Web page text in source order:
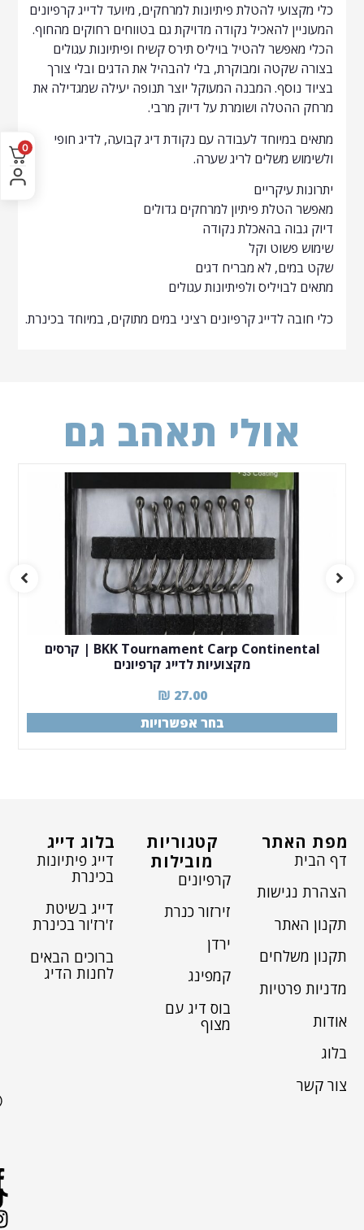
כלי מקצועי להטלת פיתיונות למרחקים, מיועד לדייג קרפיונים
המעוניין להאכיל נקודה מדויקת גם בטווחים רחוקים מהחוף.
הכלי מאפשר להטיל בויליס תירס קשיח ופיתיונות עגולים
בצורה שקטה ומבוקרת, בלי להבהיל את הדגים ובלי צורך
בציוד נוסף. המבנה המעוקל יוצר תנופה יעילה שמגדילה את
מרחק ההטלה ושומרת על דיוק מרבי.
מתאים במיוחד לעבודה עם נקודת דיג קבועה, לדיג חופי
ולשימוש משלים לריג שערה.
יתרונות עיקריים
מאפשר הטלת פיתיון למרחקים גדולים
דיוק גבוה בהאכלת נקודה
שימוש פשוט וקל
שקט במים, לא מבריח דגים
מתאים לבויליס ולפיתיונות עגולים
כלי חובה לדייג קרפיונים רציני במים מתוקים, במיוחד בכינרת.
אולי תאהב גם
BKK Tournament Carp Continental | קרסים
מקצועיות לדייג קרפיונים
27.00
₪
בחר אפשרויות
מפת האתר
דף הבית
הצהרת נגישות
תקנון האתר
תקנון משלחים
מדניות פרטיות
אודות
בלוג
צור קשר
קטגוריות
מובילות
קרפיונים
זירזור כנרת
ירדן
קמפינג
בוס דיג עם
מצוף
בלוג דייג
דייג פיתיונות
בכינרת
דייג בשיטת
ז'רז'ור בכינרת
ברוכים הבאים
לחנות הדיג
0